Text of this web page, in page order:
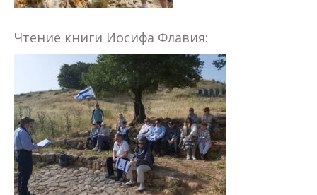
Чтение книги Иосифа Флавия: